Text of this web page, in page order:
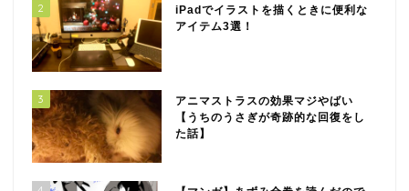
2
iPadでイラストを描くときに便利な
アイテム3選！
3
アニマストラスの効果マジやばい
【うちのうさぎが奇跡的な回復をし
た話】